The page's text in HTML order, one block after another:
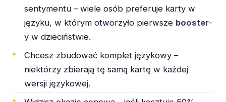
sentymentu – wiele osób preferuje karty w
języku, w którym otworzyło pierwsze booster-
y w dzieciństwie.
Chcesz zbudować komplet językowy –
niektórzy zbierają tę samą kartę w każdej
wersji językowej.